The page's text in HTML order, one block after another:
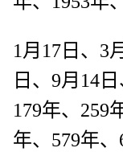
1月17日、3
日、9月14
179年、259
年、579年、